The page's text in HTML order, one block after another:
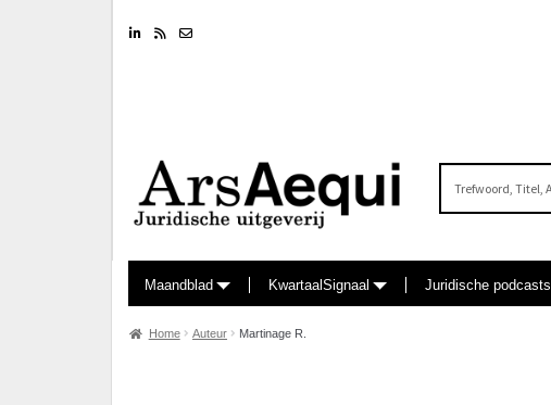
LinkedinRSS feed
Maandblad KwartaalSignaal Juridische podcasts
Home Auteur Martinage R.